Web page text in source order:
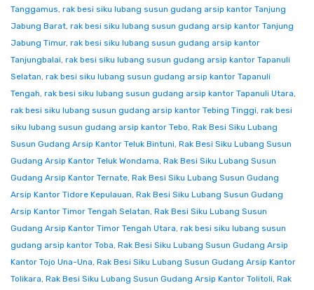
Tanggamus, rak besi siku lubang susun gudang arsip kantor Tanjung
Jabung Barat, rak besi siku lubang susun gudang arsip kantor Tanjung
Jabung Timur, rak besi siku lubang susun gudang arsip kantor
Tanjungbalai, rak besi siku lubang susun gudang arsip kantor Tapanuli
Selatan, rak besi siku lubang susun gudang arsip kantor Tapanuli
Tengah, rak besi siku lubang susun gudang arsip kantor Tapanuli Utara,
rak besi siku lubang susun gudang arsip kantor Tebing Tinggi, rak besi
siku lubang susun gudang arsip kantor Tebo, Rak Besi Siku Lubang
Susun Gudang Arsip Kantor Teluk Bintuni, Rak Besi Siku Lubang Susun
Gudang Arsip Kantor Teluk Wondama, Rak Besi Siku Lubang Susun
Gudang Arsip Kantor Ternate, Rak Besi Siku Lubang Susun Gudang
Arsip Kantor Tidore Kepulauan, Rak Besi Siku Lubang Susun Gudang
Arsip Kantor Timor Tengah Selatan, Rak Besi Siku Lubang Susun
Gudang Arsip Kantor Timor Tengah Utara, rak besi siku lubang susun
gudang arsip kantor Toba, Rak Besi Siku Lubang Susun Gudang Arsip
Kantor Tojo Una-Una, Rak Besi Siku Lubang Susun Gudang Arsip Kantor
Tolikara, Rak Besi Siku Lubang Susun Gudang Arsip Kantor Tolitoli, Rak